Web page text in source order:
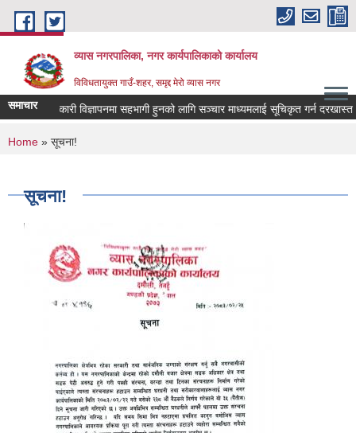
Skip to main content
व्यास नगरपालिका, नगर कार्यपालिकाको कार्यालय
विविधतायुक्त गाउँ-शहर, समृद्द मेरो व्यास नगर
समाचार
कल्याणकारी विज्ञापनमा सहभागी हुनको लागि सञ्चार माध्यमलाई सूचिकृत गर्न दरखास्त
You are here
Home » सूचना!
सूचना!